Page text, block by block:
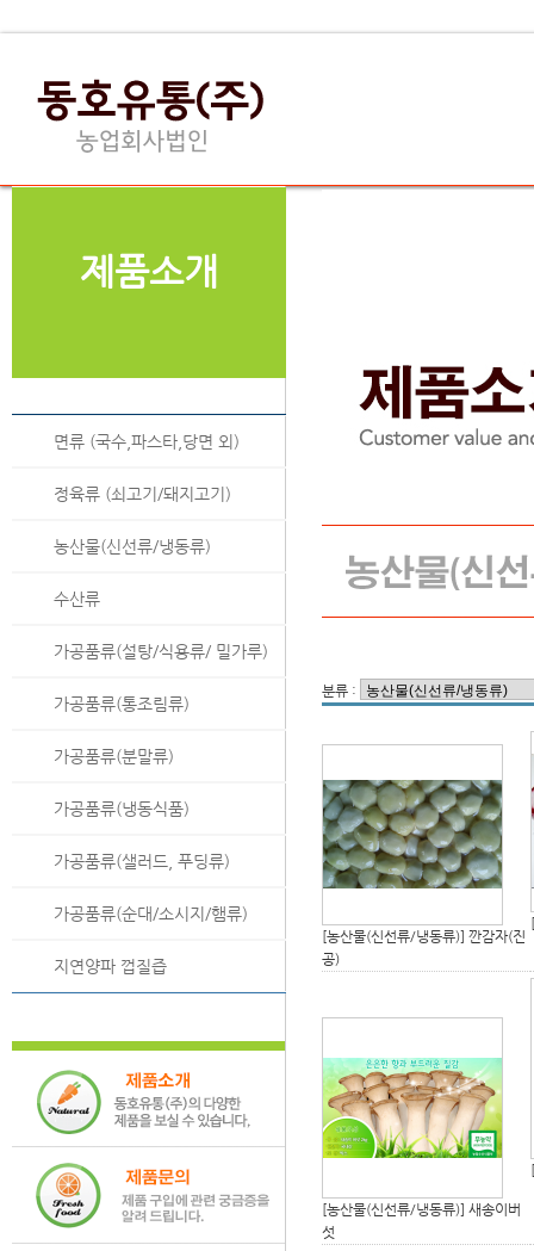
제품소개
면류 (국수,파스타,당면 외)
정육류 (쇠고기/돼지고기)
농산물(신선류/냉동류)
수산류
가공품류(설탕/식용류/ 밀가루)
가공품류(통조림류)
가공품류(분말류)
가공품류(냉동식품)
가공품류(샐러드, 푸딩류)
가공품류(순대/소시지/햄류)
지연양파 껍질즙
분류 :
[농산물(신선류/냉동류)] 깐감자(진
공)
[농산물(신선류/냉동류)] 새송이버
섯